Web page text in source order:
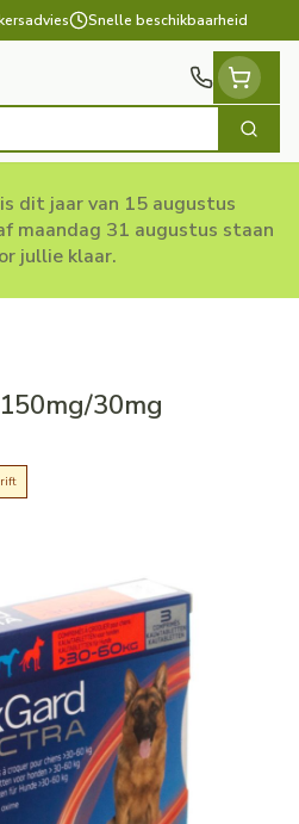
Snelle beschikbaarheid
Zoek
dit jaar van 15 augustus
maandag 31 augustus staan
jullie klaar.
30mg